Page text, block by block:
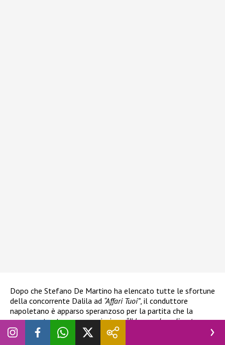
Dopo che Stefano De Martino ha elencato tutte le sfortune
della concorrente Dalila ad “Affari Tuoi”, il conduttore
napoletano è apparso speranzoso per la partita che la
concorrente stava per cominciare:“Il karma deve diventare
positivo”. Con Dalila che si è lasciata andare a un
. Apparentemente in maniera involontaria, la